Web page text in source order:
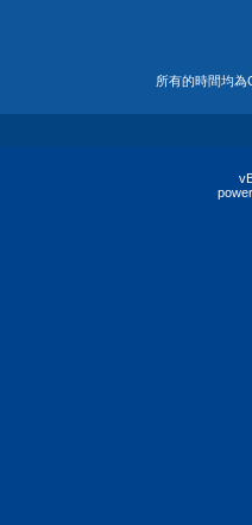
所有的時間均為